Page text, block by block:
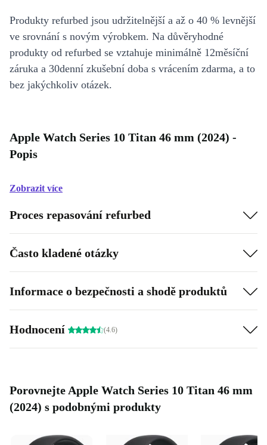
Produkty refurbed jsou udržitelnější a až o 40 % levnější
ve srovnání s novým výrobkem. Na důvěryhodné
produkty od refurbed se vztahuje minimálně 12měsíční
záruka a 30denní zkušební doba s vrácením zdarma, a to
bez jakýchkoliv otázek.
Apple Watch Series 10 Titan 46 mm (2024) -
Popis
Zobrazit více
Proces repasování refurbed
Často kladené otázky
Informace o bezpečnosti a shodě produktů
Hodnocení (4.6)
Porovnejte Apple Watch Series 10 Titan 46 mm
(2024) s podobnými produkty